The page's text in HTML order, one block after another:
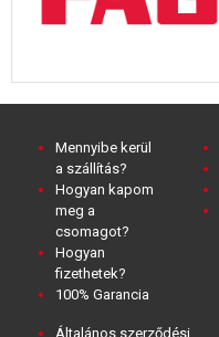
Mennyibe kerül
a szállítás?
Hogyan kapom
meg a
csomagot?
Hogyan
fizethetek?
100% Garancia
Általános szerződési